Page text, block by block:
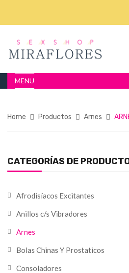
MENU
Home Productos Arnes
CATEGORÍAS DE
Afrodisíacos Excitantes
Anillos c/s Vibradores
Arnes
Bolas Chinas Y Prostaticos
Consoladores